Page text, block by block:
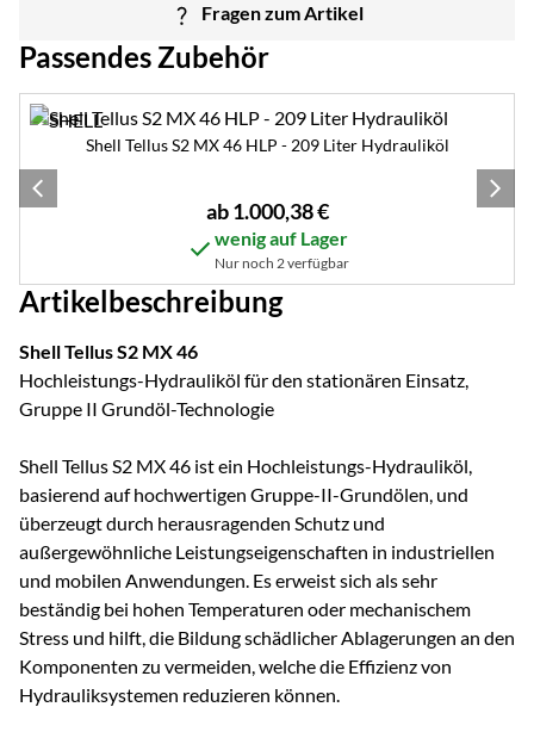
Fragen zum Artikel
Passendes Zubehör
Zubehör überspringen
Shell Tellus S2 MX 46 HLP - 209 Liter Hydrauliköl
ab:
ab 1.000,38€
wenig auf Lager
Nur noch 2 verfügbar
Artikelbeschreibung
Shell Tellus S2 MX 46
Hochleistungs-Hydrauliköl für den stationären Einsatz,
Gruppe II Grundöl-Technologie
Shell Tellus S2 MX 46 ist ein Hochleistungs-Hydrauliköl,
basierend auf hochwertigen Gruppe-II-Grundölen, und
überzeugt durch herausragenden Schutz und
außergewöhnliche Leistungseigenschaften in industriellen
und mobilen Anwendungen. Es erweist sich als sehr
beständig bei hohen Temperaturen oder mechanischem
Stress und hilft, die Bildung schädlicher Ablagerungen an den
Komponenten zu vermeiden, welche die Effizienz von
Hydrauliksystemen reduzieren können.